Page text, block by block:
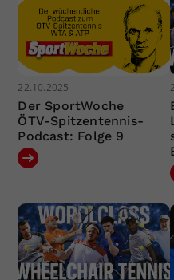
22.10.2025
Der SportWoche
ÖTV-Spitzentennis-
Podcast: Folge 9